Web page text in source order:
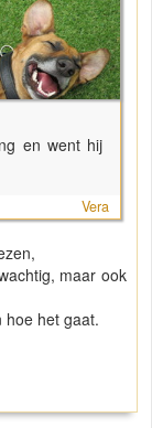
en went hij
Vera
maar ook
hoe het gaat.